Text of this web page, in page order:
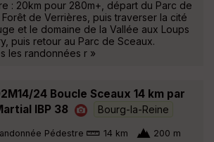
: 20km pour 280m+, départ du Parc de
de Verrières, puis traverser la cité
et le domaine de la Vallée aux Loups
puis retour au Parc de Sceaux.
les randonnées r »
24 Boucle Sceaux 14 km par
IBP 38
Bourg-la-Reine
Pédestre 14 km 200 m